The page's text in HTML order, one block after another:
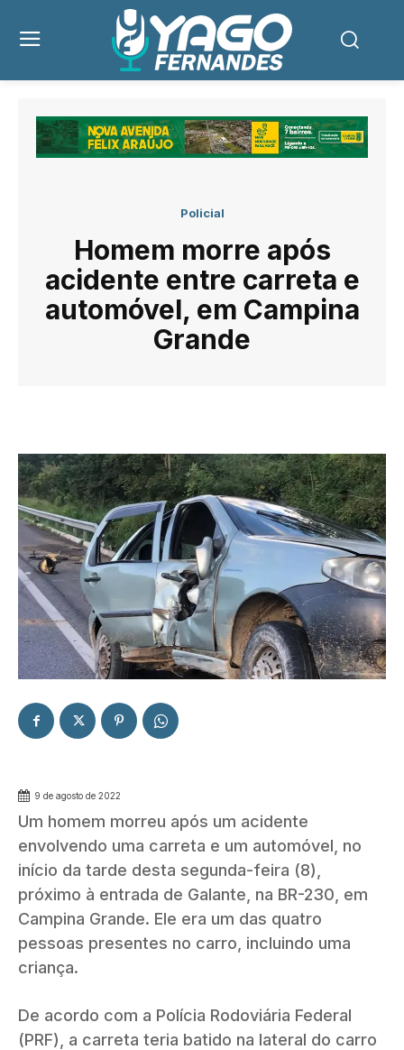
Policial
Homem morre após
acidente entre carreta e
automóvel, em Campina
Grande
9 de agosto de 2022
Um homem morreu após um acidente
envolvendo uma carreta e um automóvel, no
início da tarde desta segunda-feira (8),
próximo à entrada de Galante, na BR-230, em
Campina Grande. Ele era um das quatro
pessoas presentes no carro, incluindo uma
criança.
De acordo com a Polícia Rodoviária Federal
(PRF), a carreta teria batido na lateral do carro